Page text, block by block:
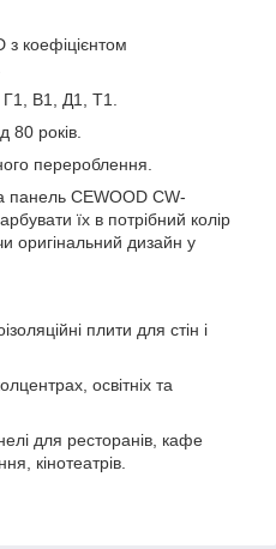
з коефіцієнтом
Г1, В1, Д1, Т1.
80 років.
перероблення.
панель CEWOOD CW-
їх в потрібний колір
оригінальний дизайн у
плити для стін і
освітніх та
для ресторанів, кафе
кінотеатрів.